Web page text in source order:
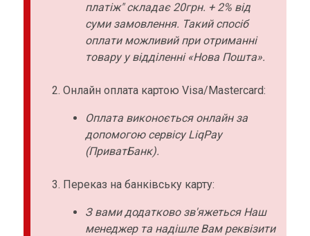
платіж" складає 20грн. + 2% від
суми замовлення. Такий спосіб
оплати можливий при отриманні
товару у відділенні «Нова Пошта».
Онлайн оплата картою Visa/Mastercard:
Оплата виконоється онлайн за
допомогою сервісу LiqPay
(ПриватБанк).
Переказ на банківську карту:
З вами додатково зв'яжеться Наш
менеджер та надішле Вам реквізити